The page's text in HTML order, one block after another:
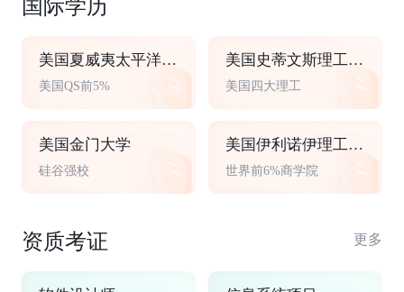
国际学历
美国夏威夷太平洋大学
美国QS前5%
美国史蒂文斯理工学院
美国四大理工
美国金门大学
硅谷强校
美国伊利诺伊理工大学
世界前6%商学院
资质考证 更多